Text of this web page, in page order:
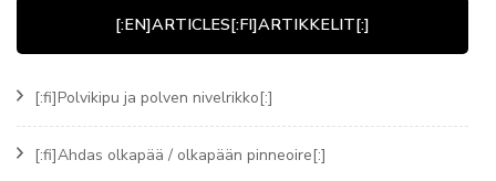
[:EN]ARTICLES[:FI]ARTIKKELIT[:]
[:fi]Polvikipu ja polven nivelrikko[:]
[:fi]Ahdas olkapää / olkapään pinneoire[:]